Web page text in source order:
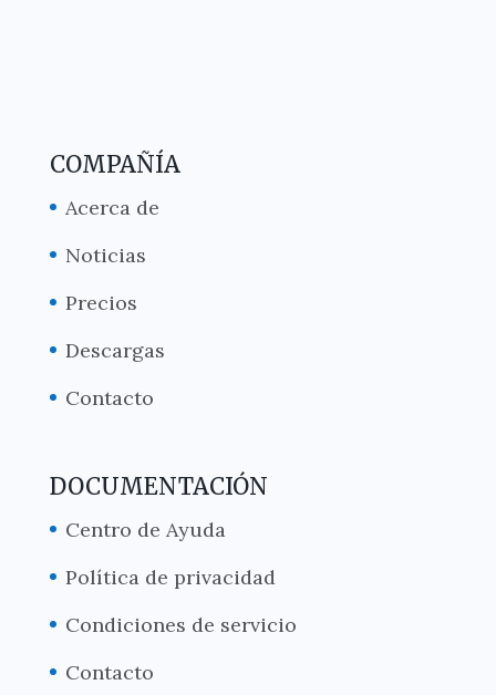
COMPAÑÍA
Acerca de
Noticias
Precios
Descargas
Contacto
DOCUMENTACIÓN
Centro de Ayuda
Política de privacidad
Condiciones de servicio
Contacto